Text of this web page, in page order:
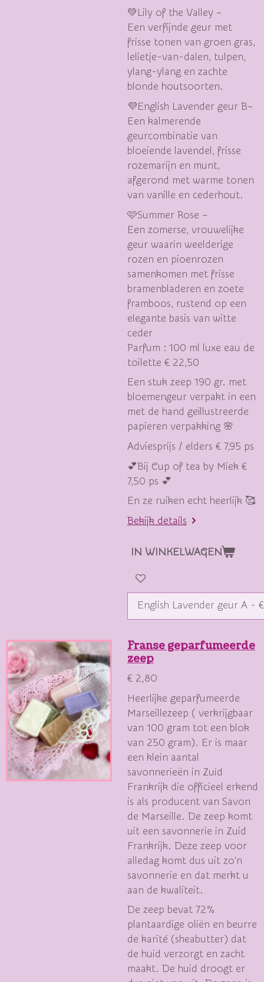
💚Lily of the Valley ~
Een verfijnde geur met
frisse tonen van groen gras,
lelietje-van-dalen, tulpen,
ylang-ylang en zachte
blonde houtsoorten.
💜English Lavender geur B~
Een kalmerende
geurcombinatie van
bloeiende lavendel, frisse
rozemarijn en munt,
afgerond met warme tonen
van vanille en cederhout.
🩷Summer Rose ~
Een zomerse, vrouwelijke
geur waarin weelderige
rozen en pioenrozen
samenkomen met frisse
bramenbladeren en zoete
framboos, rustend op een
elegante basis van witte
ceder
Parfum : 100 ml luxe eau de
toilette € 22,50
Een stuk zeep 190 gr. met
bloemengeur verpakt in een
met de hand geïllustreerde
papieren verpakking 🌸
Adviesprijs / elders € 7,95 ps
💕Bij Cup of tea by Miek €
7,50 ps 💕
En ze ruiken echt heerlijk 🥰
Bekijk details
IN WINKELWAGEN
Franse geparfumeerde
zeep
€ 2,80
Heerlijke geparfumeerde
Marseillezeep ( verkrijgbaar
van 100 gram tot een blok
van 250 gram). Er is maar
een klein aantal
savonnerieën in Zuid
Frankrijk die officieel erkend
is als producent van Savon
de Marseille. De zeep komt
uit een savonnerie in Zuid
Frankrijk. Deze zeep voor
alledag komt dus uit zo'n
savonnerie en dat merkt u
aan de kwaliteit.
De zeep bevat 72%
plantaardige oliën en beurre
de karité (sheabutter) dat
de huid verzorgt en zacht
maakt. De huid droogt er